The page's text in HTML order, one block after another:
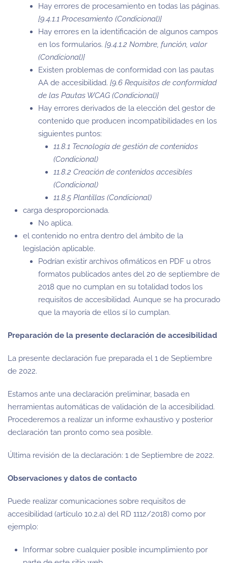
Hay errores de procesamiento en todas las páginas.
[9.4.1.1 Procesamiento (Condicional)]
Hay errores en la identificación de algunos campos
en los formularios. [9.4.1.2 Nombre, función, valor
(Condicional)]
Existen problemas de conformidad con las pautas
AA de accesibilidad. [9.6 Requisitos de conformidad
de las Pautas WCAG (Condicional)]
Hay errores derivados de la elección del gestor de
contenido que producen incompatibilidades en los
siguientes puntos:
11.8.1 Tecnología de gestión de contenidos
(Condicional)
11.8.2 Creación de contenidos accesibles
(Condicional)
11.8.5 Plantillas (Condicional)
carga desproporcionada.
No aplica.
el contenido no entra dentro del ámbito de la
legislación aplicable.
Podrían existir archivos ofimáticos en PDF u otros
formatos publicados antes del 20 de septiembre de
2018 que no cumplan en su totalidad todos los
requisitos de accesibilidad. Aunque se ha procurado
que la mayoría de ellos sí lo cumplan.
Preparación de la presente declaración de accesibilidad
La presente declaración fue preparada el 1 de Septiembre
de 2022.
Estamos ante una declaración preliminar, basada en
herramientas automáticas de validación de la accesibilidad.
Procederemos a realizar un informe exhaustivo y posterior
declaración tan pronto como sea posible.
Última revisión de la declaración: 1 de Septiembre de 2022.
Observaciones y datos de contacto
Puede realizar comunicaciones sobre requisitos de
accesibilidad (artículo 10.2.a) del RD 1112/2018) como por
ejemplo:
Informar sobre cualquier posible incumplimiento por